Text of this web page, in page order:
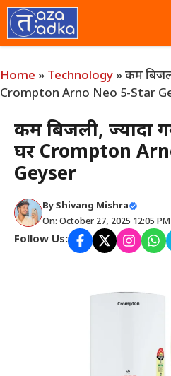
Skip
to
content
Home » Technology »कम
Crompton Arno Neo 5-Star
कम बिजली, ज्यादा
घर Crompton
Geyser
ByShivang Mishra
On: October 27, 2025 12:05 PM
Follow Us: